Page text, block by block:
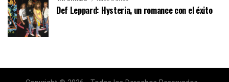
Def Leppard: Hysteria, un romance con el éxito